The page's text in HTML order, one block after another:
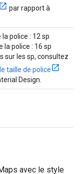
par rapport à
police : 12 sp
la police : 16 sp
sur les sp, consultez
taille de police
Design.
avec le style